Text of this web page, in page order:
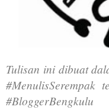
Tulisan ini dibuat
#MenulisSerempak
#BloggerBengkulu